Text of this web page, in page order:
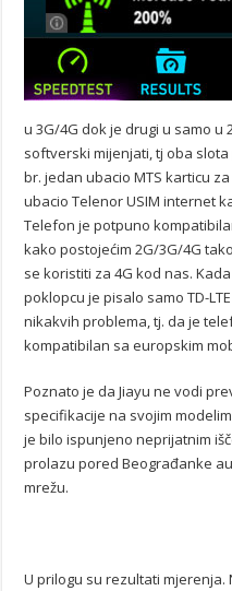
u 3G/4G dok je drugi u samo u
softverski mijenjati, tj oba
br. jedan ubacio MTS karticu
ubacio Telenor USIM internet
Telefon je potpuno
kako postojećim 2G/3G/4G
se koristiti za 4G kod nas.
poklopcu je pisalo samo TD-
nikakvih problema, tj. da je
kompatibilan sa europskim
Poznato je da Jiayu ne vodi
specifikacije na svojim
je bilo ispunjeno neprijatnim
prolazu pored Beograđanke
mrežu.
U prilogu su rezultati mjerenja.